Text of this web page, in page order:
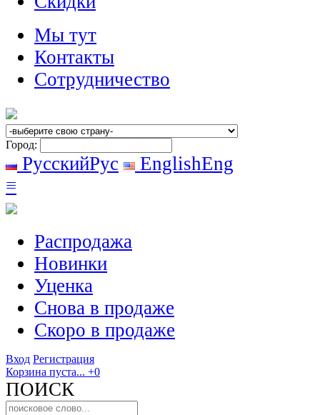
Мы тут
Контакты
Сотрудничество
Город:
РусскийРус EnglishEng
≡
Распродажа
Новинки
Уценка
Снова в продаже
Скоро в продаже
Вход Регистрация
Корзина пуста... +0
ПОИСК